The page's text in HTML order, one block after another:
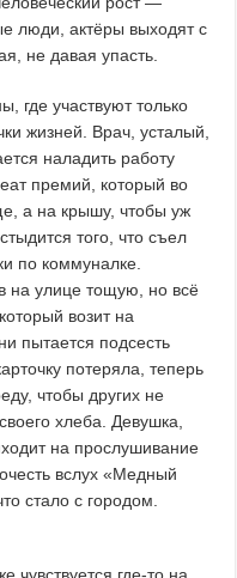
люди, актёры выходят с
не давая упасть.
где участвуют только
жизней. Врач, усталый,
наладить работу
премий, который во
а на крышу, чтобы уж
того, что съел
по коммуналке.
на улице тощую, но всё
возит на
пытается подсесть
потеряла, теперь
чтобы других не
хлеба. Девушка,
на прослушивание
вслух «Медный
стало с городом.